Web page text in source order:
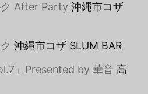
After Party 沖縄市コザ
沖縄市コザ SLUM BAR
」Presented by 華音 高